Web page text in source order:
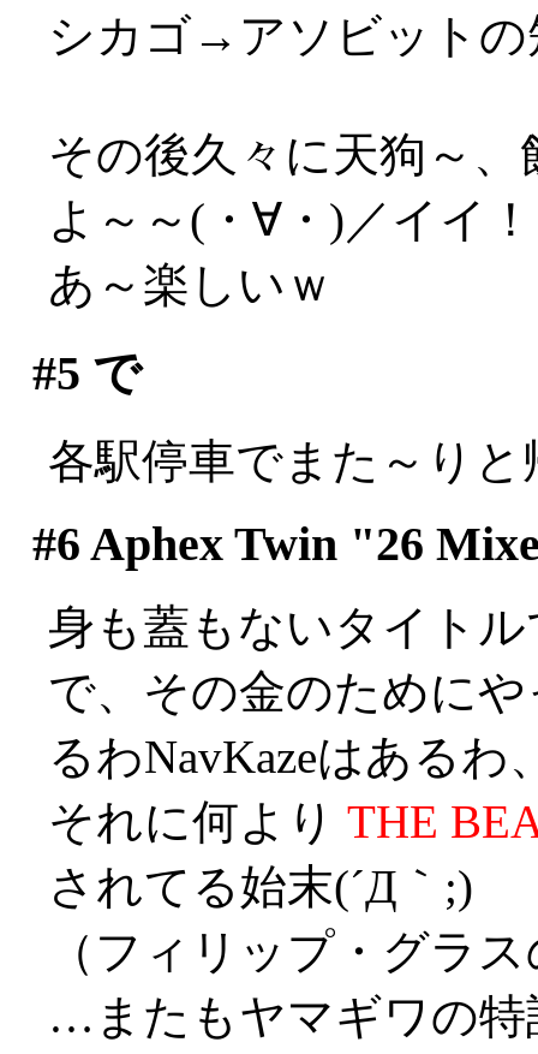
シカゴ→アソビットの
その後久々に天狗～
よ～～(・∀・)／イイ
あ～楽しいｗ
#5 で
各駅停車でまた～りと
#6 Aphex Twin "26
身も蓋もないタイト
で、その金のために
るわNavKazeはあるわ
それに何より THE
されてる始末(´Д｀;)
（フィリップ・グラ
…またもヤマギワの特